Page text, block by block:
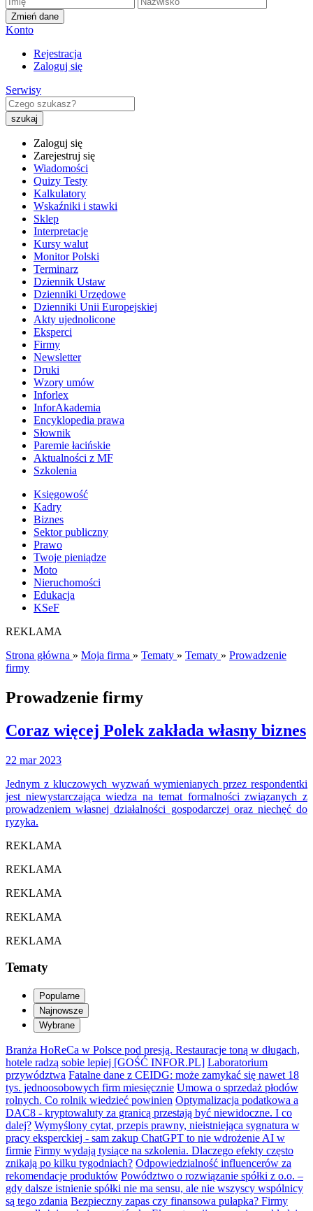
Zmień dane
Konto
Rejestracja
Zaloguj się
Serwisy
Zaloguj się
Zarejestruj się
Wiadomości
Quizy Testy
Kalkulatory
Wskaźniki i stawki
Sklep
Interpretacje
Kursy walut
Monitor Polski
Terminarz
Dziennik Ustaw
Dzienniki Urzędowe
Dzienniki Unii Europejskiej
Akty ujednolicone
Eksperci
Firmy
Newsletter
Druki
Wzory umów
Inforlex
InforAkademia
Encyklopedia prawa
Słownik
Paremie łacińskie
Aktualności z MF
Szkolenia
Księgowość
Kadry
Biznes
Sektor publiczny
Prawo
Twoje pieniądze
Moto
Nieruchomości
Edukacja
KSeF
REKLAMA
Strona główna » Moja firma » Tematy » Tematy » Prowadzenie
firmy
Prowadzenie firmy
Coraz więcej Polek zakłada własny biznes
22 mar 2023
Jednym z kluczowych wyzwań wymienianych przez respondentki
jest niewystarczająca wiedza na temat formalności związanych z
prowadzeniem własnej działalności gospodarczej oraz niechęć do
ryzyka.
REKLAMA
REKLAMA
REKLAMA
REKLAMA
REKLAMA
Tematy
Popularne
Najnowsze
Wybrane
Branża HoReCa w Polsce pod presją. Restauracje toną w długach,
hotele radzą sobie lepiej [GOŚĆ INFOR.PL] Laboratorium
przywództwa Fatalne dane z CEIDG: może zamykać się nawet 18
tys. jednoosobowych firm miesięcznie Umowa o sprzedaż płodów
rolnych. Co rolnik wiedzieć powinien Optymalizacja podatkowa a
DAC8 - kryptowaluty za granicą przestają być niewidoczne. I co
dalej? Wymyślony cytat, przepis prawny, nieistniejąca sygnatura w
pracy eksperckiej - sam zakup ChatGPT to nie wdrożenie AI w
firmie Firmy wydają tysiące na szkolenia. Dlaczego efekty często
znikają po kilku tygodniach? Odpowiedzialność influencerów za
rekomendacje produktów Powództwo o rozwiązanie spółki z o.o. –
gdy dalsze istnienie spółki nie ma sensu, ale nie wszyscy wspólnicy
są tego zdania Bezpieczny zapas czy finansowa pułapka? Firmy